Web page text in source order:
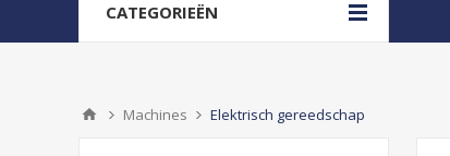
CATEGORIEËN
Machines Elektrisch gereedschap